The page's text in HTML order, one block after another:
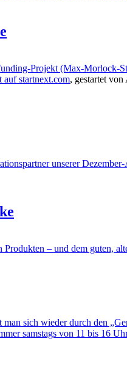
Projekt (Max-Morlock-
aufstartnext.com, gestartet
unserer
– und dem guten,
sich wieder durch den
samstags von 11 bis 16